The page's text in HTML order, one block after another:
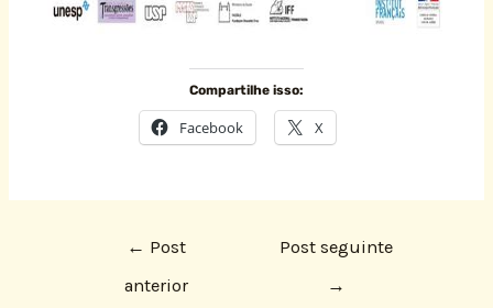
Compartilhe isso:
Facebook X
← Post
anterior
Post seguinte
→